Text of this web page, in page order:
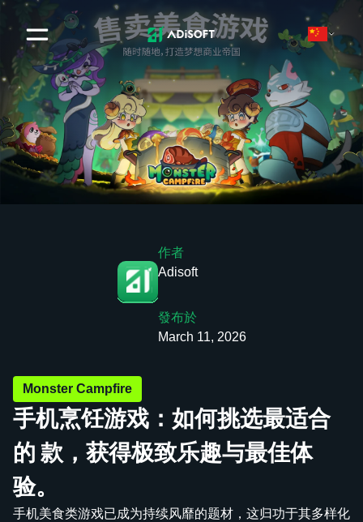
作者
Adisoft
發布於
March 11, 2026
Monster Campfire
手机烹饪游戏：如何挑选最适合
的 款，获得极致乐趣与最佳体
验。
手机美食类游戏已成为持续风靡的题材，这归功于其多样化